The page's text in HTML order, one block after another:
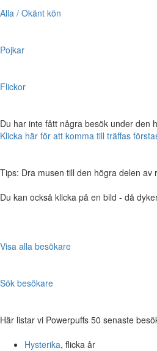
Alla / Okänt kön
Pojkar
Flickor
Du har inte fått några besök under den
Klicka här för att komma till träffas
Tips: Dra musen till den högra delen
Du kan också klicka på en bild - då
Visa alla besökare
Sök besökare
Här listar vi Powerpuffs 50 senaste
Hysterika, flicka år